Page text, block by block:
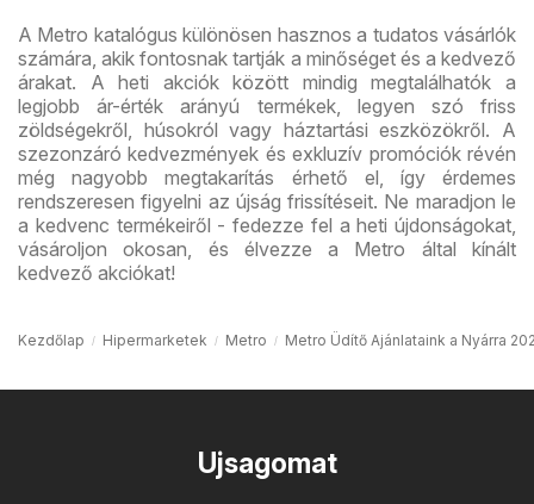
A Metro katalógus különösen hasznos a tudatos vásárlók
számára, akik fontosnak tartják a minőséget és a kedvező
árakat. A heti akciók között mindig megtalálhatók a
legjobb ár-érték arányú termékek, legyen szó friss
zöldségekről, húsokról vagy háztartási eszközökről. A
szezonzáró kedvezmények és exkluzív promóciók révén
még nagyobb megtakarítás érhető el, így érdemes
rendszeresen figyelni az újság frissítéseit. Ne maradjon le
a kedvenc termékeiről - fedezze fel a heti újdonságokat,
vásároljon okosan, és élvezze a Metro által kínált
kedvező akciókat!
Kezdőlap Hipermarketek Metro Metro Üdítő Ajánlataink a Nyárra
Ujsagomat